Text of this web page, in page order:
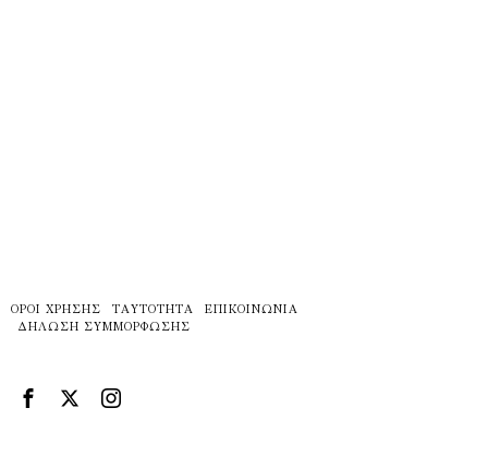
ΌΡΟΙ ΧΡΉΣΗΣ ΤΑΥΤΌΤΗΤΑ
ΕΠΙΚΟΙΝΩΝΊΑ
ΔΉΛΩΣΗ ΣΥΜΜΌΡΦΩΣΗΣ